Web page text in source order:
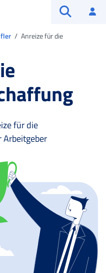
Anreize für die
für die